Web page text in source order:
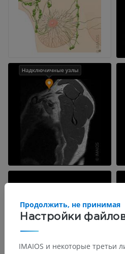
Настройки
Продолжить, не принимая
IMAIOS и некоторые третьи